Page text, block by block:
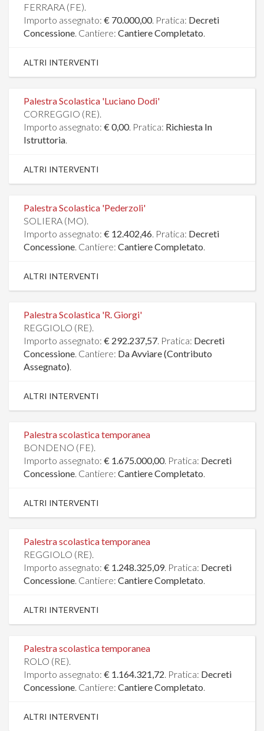
FERRARA (FE).
Importo assegnato: € 70.000,00. Pratica: Decreti
Concessione. Cantiere: Cantiere Completato.
ALTRI INTERVENTI
Palestra Scolastica 'Luciano Dodi'
CORREGGIO (RE).
Importo assegnato: € 0,00. Pratica: Richiesta In
Istruttoria.
ALTRI INTERVENTI
Palestra Scolastica 'Pederzoli'
SOLIERA (MO).
Importo assegnato: € 12.402,46. Pratica: Decreti
Concessione. Cantiere: Cantiere Completato.
ALTRI INTERVENTI
Palestra Scolastica 'R. Giorgi'
REGGIOLO (RE).
Importo assegnato: € 292.237,57. Pratica: Decreti
Concessione. Cantiere: Da Avviare (Contributo
Assegnato).
ALTRI INTERVENTI
Palestra scolastica temporanea
BONDENO (FE).
Importo assegnato: € 1.675.000,00. Pratica: Decreti
Concessione. Cantiere: Cantiere Completato.
ALTRI INTERVENTI
Palestra scolastica temporanea
REGGIOLO (RE).
Importo assegnato: € 1.248.325,09. Pratica: Decreti
Concessione. Cantiere: Cantiere Completato.
ALTRI INTERVENTI
Palestra scolastica temporanea
ROLO (RE).
Importo assegnato: € 1.164.321,72. Pratica: Decreti
Concessione. Cantiere: Cantiere Completato.
ALTRI INTERVENTI